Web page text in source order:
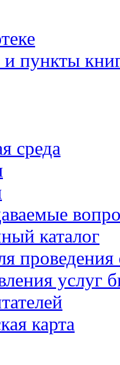
пункты
среда
каталог
проведения
услуг
карта